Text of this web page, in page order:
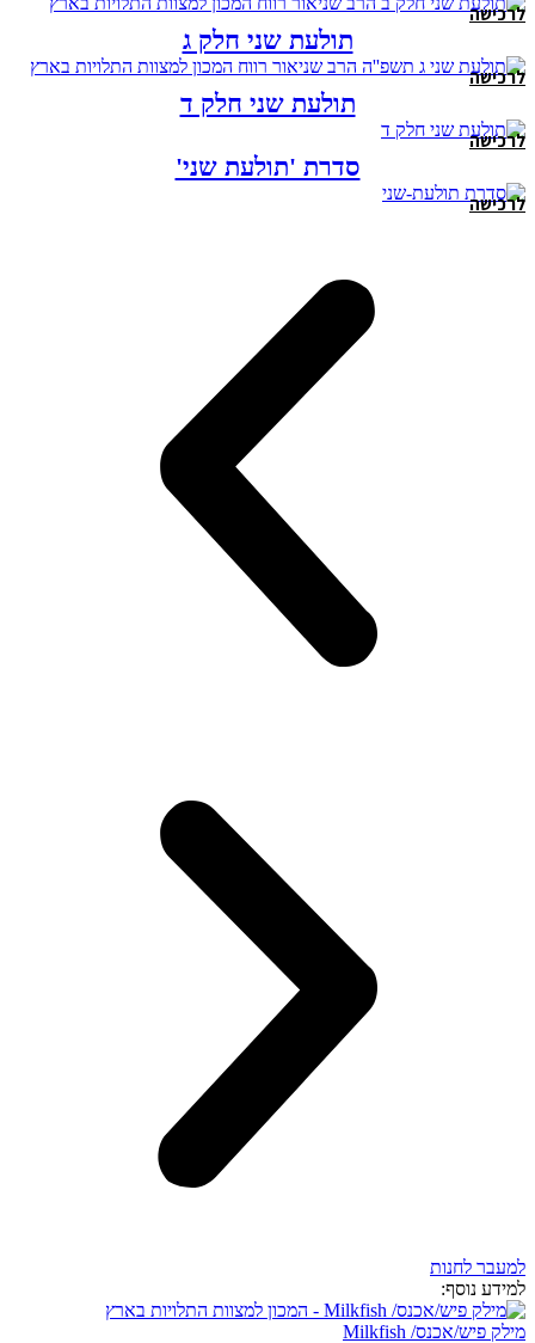
לרכישה
תולעת שני חלק ג
לרכישה
תולעת שני חלק ד
לרכישה
סדרת 'תולעת שני'
לרכישה
למעבר לחנות
למידע נוסף:
מילק פיש/אכנס/ Milkfish